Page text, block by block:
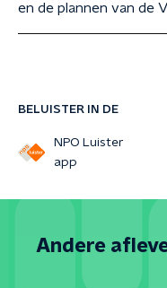
BELUISTER IN DE
NPO Luister
app
en de plannen van de
Andere